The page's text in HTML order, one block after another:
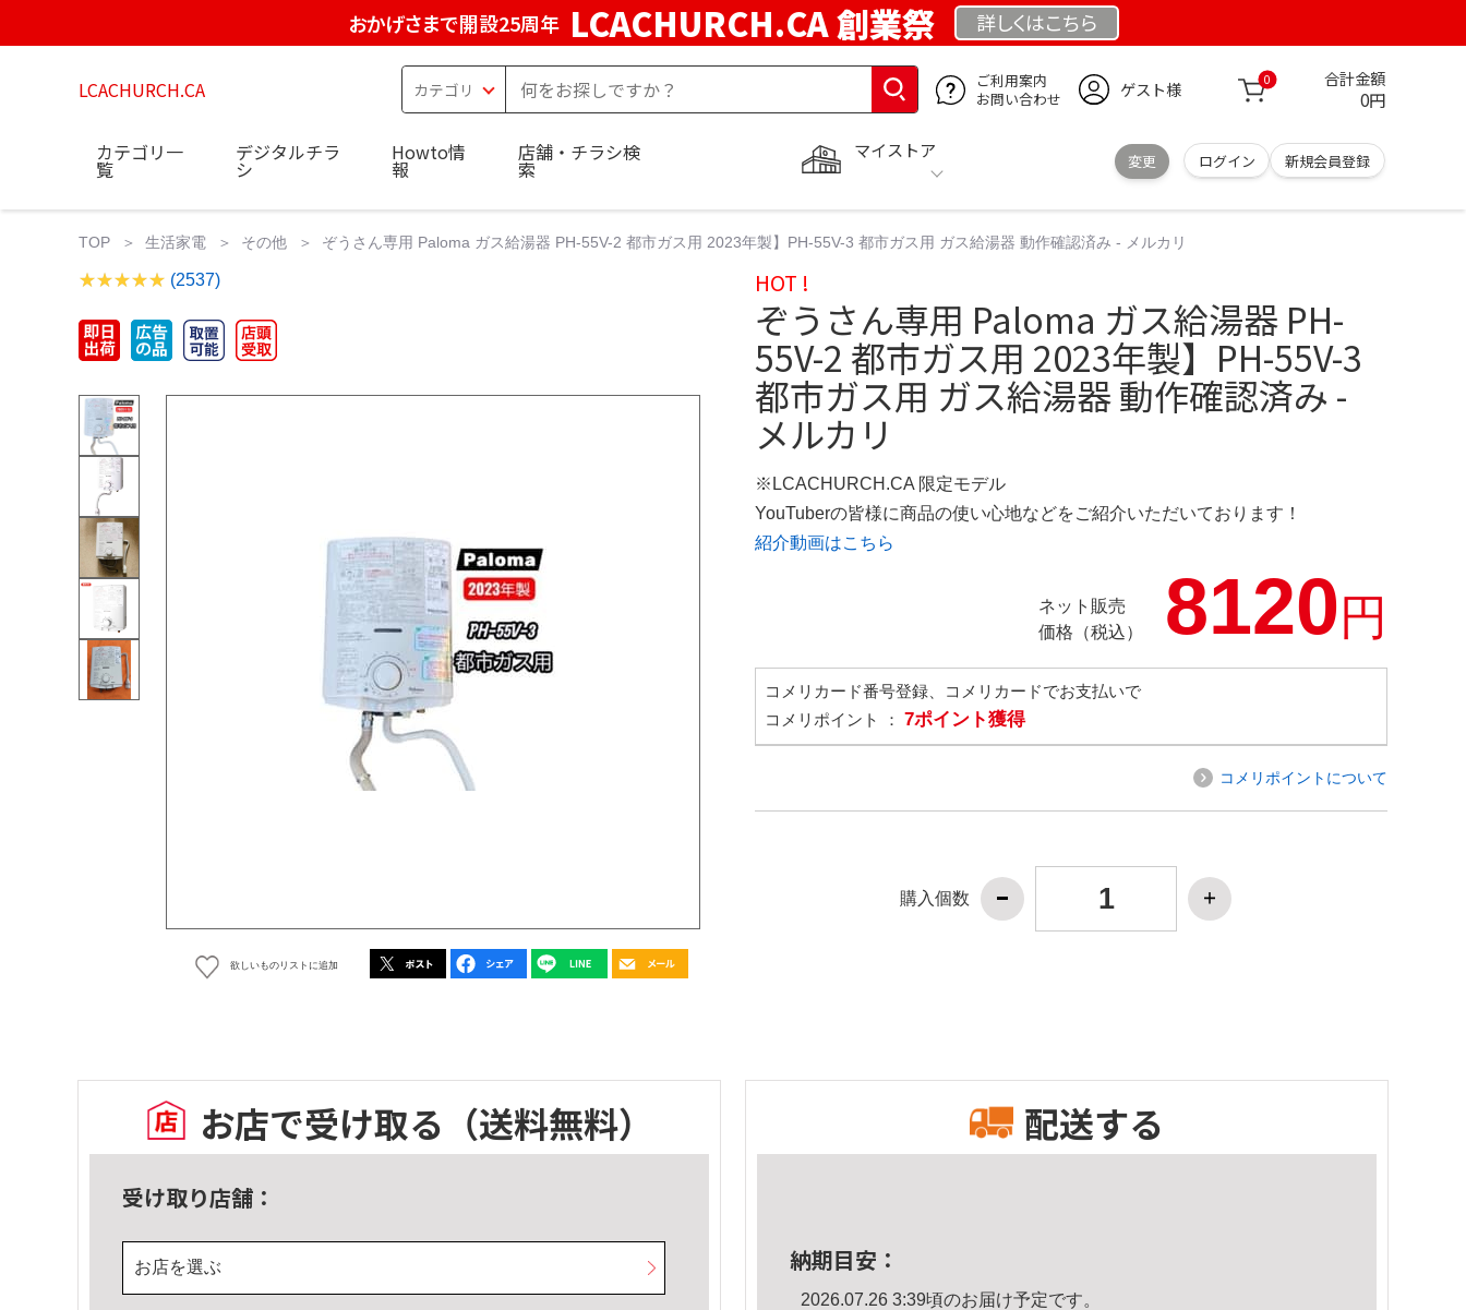
おかげさまで開設25周年 LCACHURCH.CA 創業祭 詳しくはこちら
LCACHURCH.CA
ご利用案内
お問い合わせ
ゲスト様 0 合計金額
0円
マイストア
変更 ログイン 新規会員登録
カテゴリ一
覧
デジタルチラ
シ
Howto情
報
店舗・チラシ検
索
TOP 生活家電 その他 ぞうさん専用 Paloma ガス給湯器 PH-55V-2 都市ガス用 2023年製】PH-55V-3 都市ガス用 ガス給湯器 動作確認済み - メルカリ
(2537)
欲しいものリストに追加
HOT !
ぞうさん専用 Paloma ガス給湯器 PH-
55V-2 都市ガス用 2023年製】PH-55V-3
都市ガス用 ガス給湯器 動作確認済み -
メルカリ
※LCACHURCH.CA 限定モデル
YouTuberの皆様に商品の使い心地などをご紹介いただいております！
紹介動画はこちら
ネット販売
価格（税込）
8120円
コメリカード番号登録、コメリカードでお支払いで
コメリポイント ： 7ポイント獲得
コメリポイントについて
購入個数
お店で受け取る （送料無料）
受け取り店舗：
お店を選ぶ
配送する
納期目安：
2026.07.26 3:39頃のお届け予定です。